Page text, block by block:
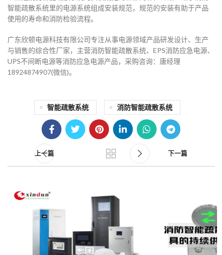
智能疏散系统里的电源系统组成安装规范，规范的安装有助于产品
使用的寿命和消防检验流程。
广东欣顿电源科技有限公司专注从事电源领域产品研发设计、生产
与销售的综合性厂家，主营消防智能疏散系统、EPS消防应急电源、
UPS不间断电源等消防应急电源产品，采购咨询：唐经理
18924874907(微信)。
智能疏散系统 消防智能疏散系统
上一篇 下一篇
14
11月